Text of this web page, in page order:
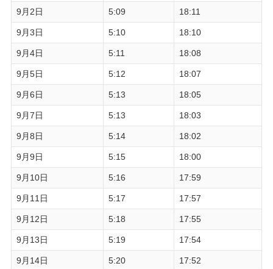
9月2日 5:09 18:11
9月3日 5:10 18:10
9月4日 5:11 18:08
9月5日 5:12 18:07
9月6日 5:13 18:05
9月7日 5:13 18:03
9月8日 5:14 18:02
9月9日 5:15 18:00
9月10日 5:16 17:59
9月11日 5:17 17:57
9月12日 5:18 17:55
9月13日 5:19 17:54
9月14日 5:20 17:52